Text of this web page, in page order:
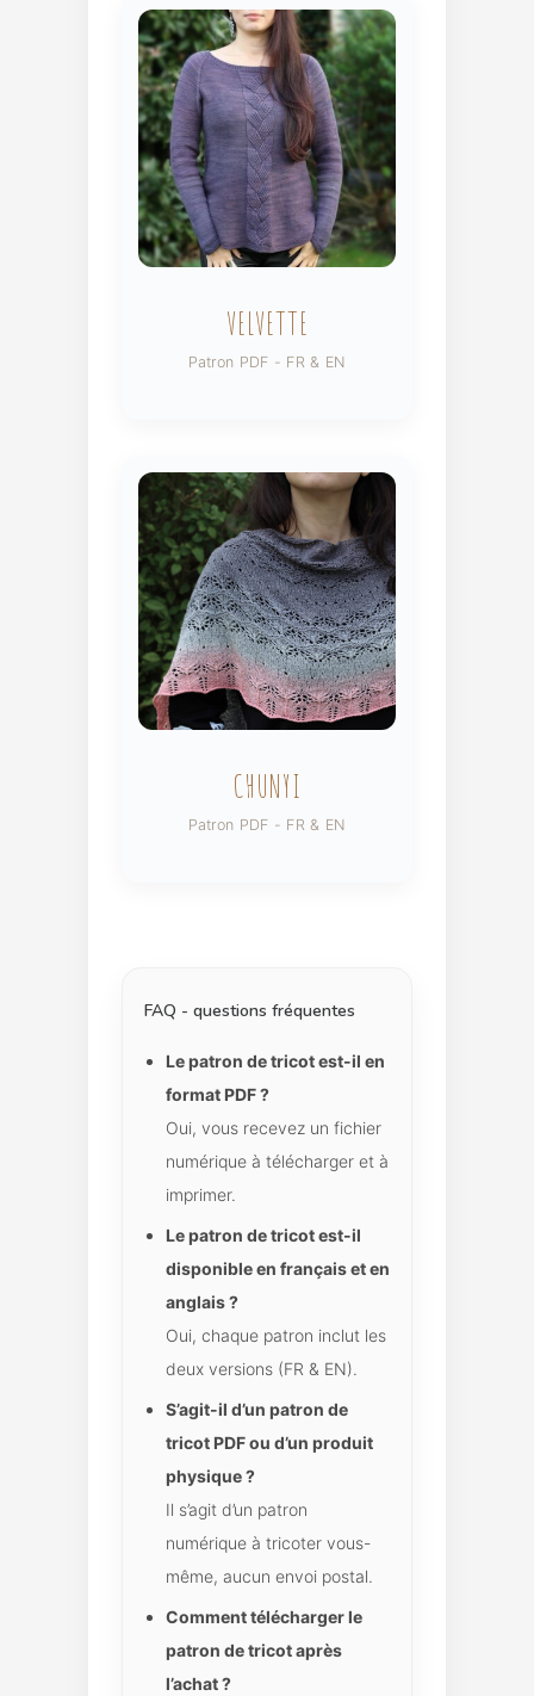
VELVETTE
Patron PDF - FR & EN
CHUNYI
Patron PDF - FR & EN
FAQ - questions fréquentes
Le patron de tricot est-il en
format PDF ?
Oui, vous recevez un fichier
numérique à télécharger et à
imprimer.
Le patron de tricot est-il
disponible en français et en
anglais ?
Oui, chaque patron inclut les
deux versions (FR & EN).
S’agit-il d’un patron de
tricot PDF ou d’un produit
physique ?
Il s’agit d’un patron
numérique à tricoter vous-
même, aucun envoi postal.
Comment télécharger le
patron de tricot après
l’achat ?